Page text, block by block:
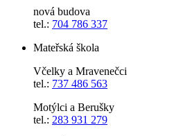
nová budova
tel.: 704 786 337
Mateřská škola
Včelky a Mravenečci
tel.: 737 486 563
Motýlci a Berušky
tel.: 283 931 279